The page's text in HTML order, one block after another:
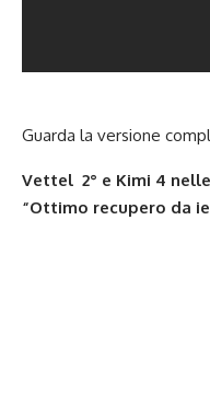
Guarda la versione
Vettel 2° e Kimi 4
“Ottimo recupero da